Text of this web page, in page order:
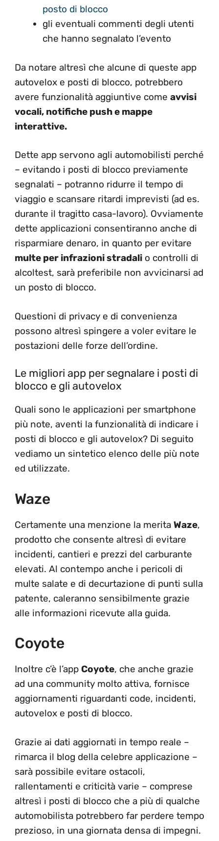
posto di blocco
gli eventuali commenti degli utenti
che hanno segnalato l’evento
Da notare altresì che alcune di queste app
autovelox e posti di blocco, potrebbero
avere funzionalità aggiuntive come avvisi
vocali, notifiche push e mappe
interattive.
Dette app servono agli automobilisti perché
– evitando i posti di blocco previamente
segnalati – potranno ridurre il tempo di
viaggio e scansare ritardi imprevisti (ad es.
durante il tragitto casa-lavoro). Ovviamente
dette applicazioni consentiranno anche di
risparmiare denaro, in quanto per evitare
multe per infrazioni stradali o controlli di
alcoltest, sarà preferibile non avvicinarsi ad
un posto di blocco.
Questioni di privacy e di convenienza
possono altresì spingere a voler evitare le
postazioni delle forze dell’ordine.
Le migliori app per segnalare i posti di
blocco e gli autovelox
Quali sono le applicazioni per smartphone
più note, aventi la funzionalità di indicare i
posti di blocco e gli autovelox? Di seguito
vediamo un sintetico elenco delle più note
ed utilizzate.
Waze
Certamente una menzione la merita Waze,
prodotto che consente altresì di evitare
incidenti, cantieri e prezzi del carburante
elevati. Al contempo anche i pericoli di
multe salate e di decurtazione di punti sulla
patente, caleranno sensibilmente grazie
alle informazioni ricevute alla guida.
Coyote
Inoltre c’è l’app Coyote, che anche grazie
ad una community molto attiva, fornisce
aggiornamenti riguardanti code, incidenti,
autovelox e posti di blocco.
Grazie ai dati aggiornati in tempo reale –
rimarca il blog della celebre applicazione –
sarà possibile evitare ostacoli,
rallentamenti e criticità varie – comprese
altresì i posti di blocco che a più di qualche
automobilista potrebbero far perdere tempo
prezioso, in una giornata densa di impegni.